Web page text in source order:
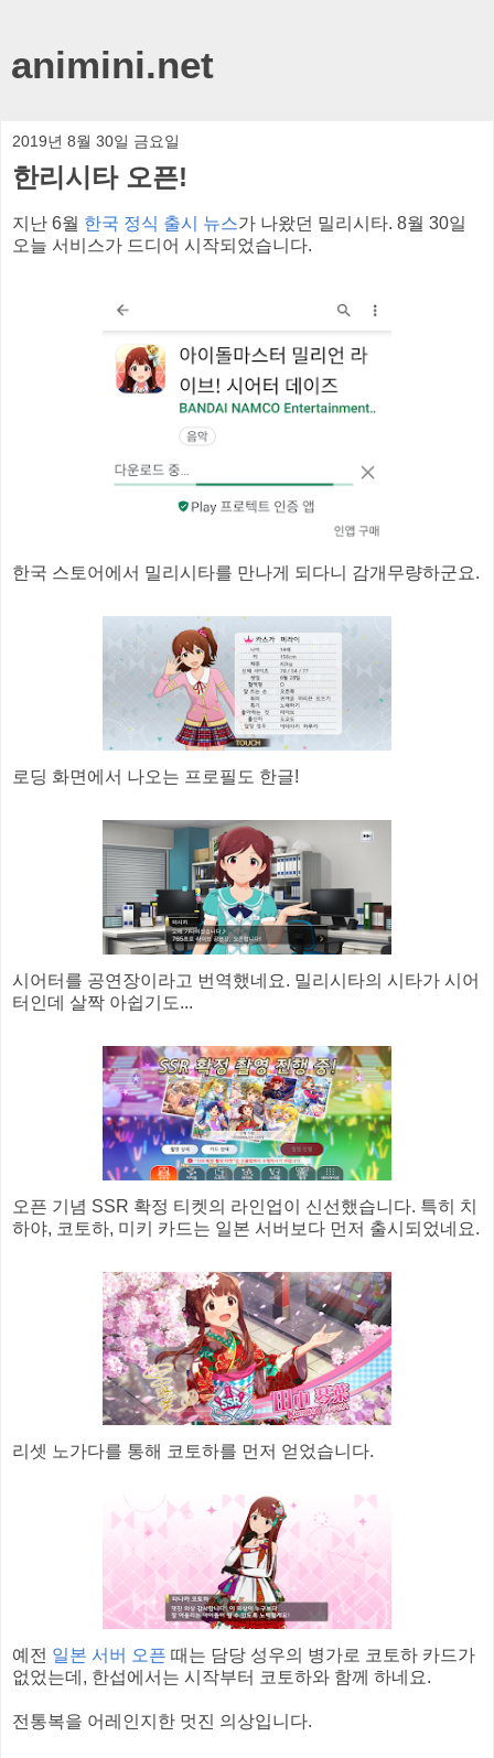
animini.net
2019년 8월 30일 금요일
한리시타 오픈!
지난 6월 한국 정식 출시 뉴스가 나왔던 밀리시타. 8월 30일
오늘 서비스가 드디어 시작되었습니다.
한국 스토어에서 밀리시타를 만나게 되다니 감개무량하군요.
로딩 화면에서 나오는 프로필도 한글!
시어터를 공연장이라고 번역했네요. 밀리시타의 시타가 시어
터인데 살짝 아쉽기도...
오픈 기념 SSR 확정 티켓의 라인업이 신선했습니다. 특히 치
하야, 코토하, 미키 카드는 일본 서버보다 먼저 출시되었네요.
리셋 노가다를 통해 코토하를 먼저 얻었습니다.
예전 일본 서버 오픈 때는 담당 성우의 병가로 코토하 카드가
없었는데, 한섭에서는 시작부터 코토하와 함께 하네요.
전통복을 어레인지한 멋진 의상입니다.